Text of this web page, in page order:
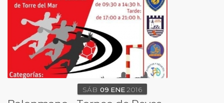
SÁB 09 ENE 2016